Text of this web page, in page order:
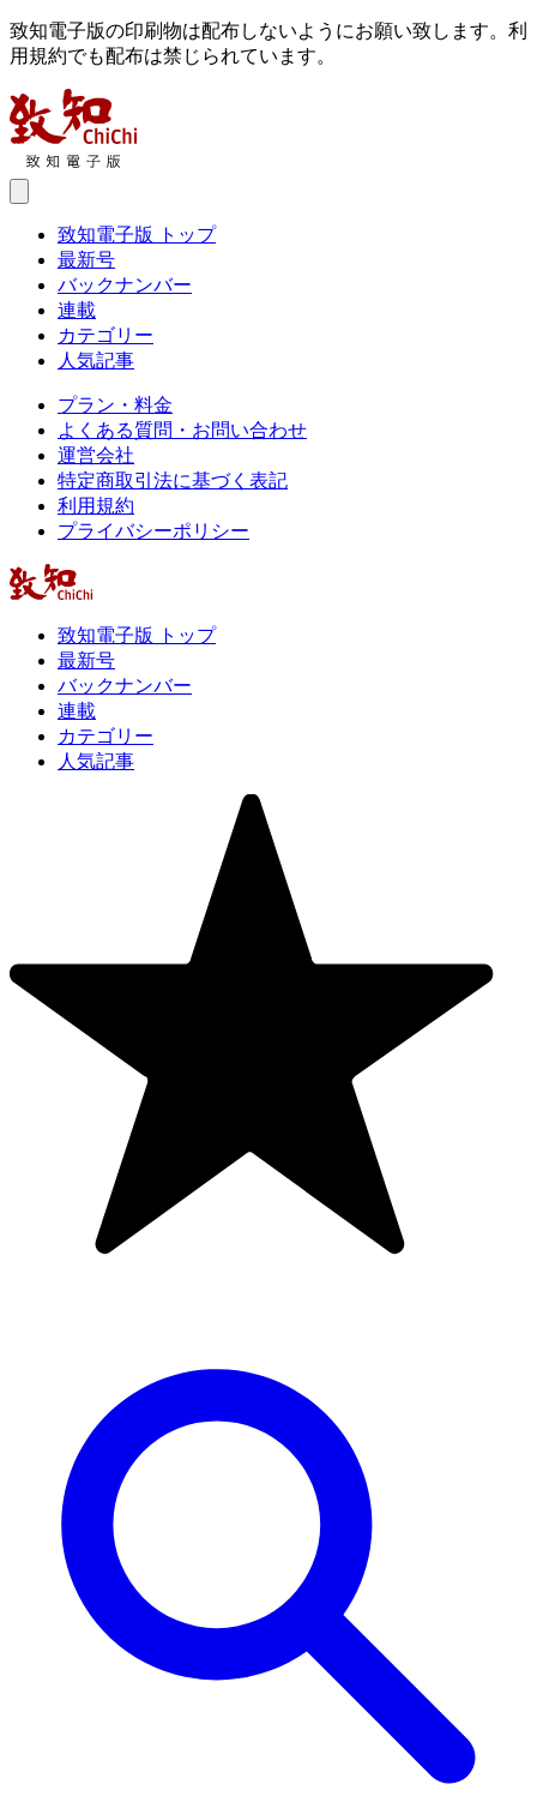
致知電子版の印刷物は配布しないようにお願い致します。利
用規約でも配布は禁じられています。
致知電子版 トップ
最新号
バックナンバー
連載
カテゴリー
人気記事
プラン・料金
よくある質問・お問い合わせ
運営会社
特定商取引法に基づく表記
利用規約
プライバシーポリシー
致知電子版 トップ
最新号
バックナンバー
連載
カテゴリー
人気記事